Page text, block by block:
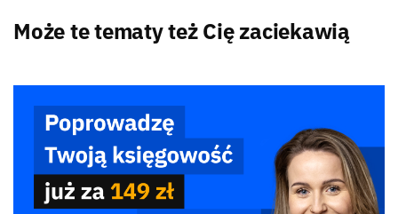
Może te tematy też Cię zaciekawią